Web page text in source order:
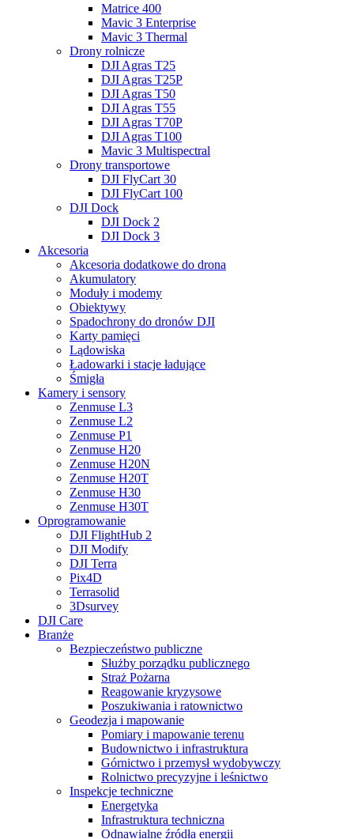
Matrice 400
Mavic 3 Enterprise
Mavic 3 Thermal
Drony rolnicze
DJI Agras T25
DJI Agras T25P
DJI Agras T50
DJI Agras T55
DJI Agras T70P
DJI Agras T100
Mavic 3 Multispectral
Drony transportowe
DJI FlyCart 30
DJI FlyCart 100
DJI Dock
DJI Dock 2
DJI Dock 3
Akcesoria
Akcesoria dodatkowe do drona
Akumulatory
Moduły i modemy
Obiektywy
Spadochrony do dronów DJI
Karty pamięci
Lądowiska
Ładowarki i stacje ładujące
Śmigła
Kamery i sensory
Zenmuse L3
Zenmuse L2
Zenmuse P1
Zenmuse H20
Zenmuse H20N
Zenmuse H20T
Zenmuse H30
Zenmuse H30T
Oprogramowanie
DJI FlightHub 2
DJI Modify
DJI Terra
Pix4D
Terrasolid
3Dsurvey
DJI Care
Branże
Bezpieczeństwo publiczne
Służby porządku publicznego
Straż Pożarna
Reagowanie kryzysowe
Poszukiwania i ratownictwo
Geodezja i mapowanie
Pomiary i mapowanie terenu
Budownictwo i infrastruktura
Górnictwo i przemysł wydobywczy
Rolnictwo precyzyjne i leśnictwo
Inspekcje techniczne
Energetyka
Infrastruktura techniczna
Odnawialne źródła energii